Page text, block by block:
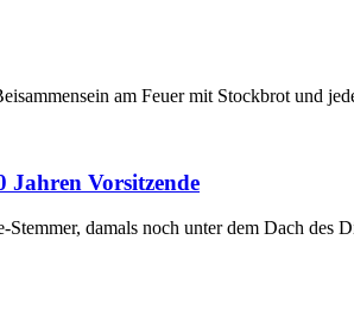
am Feuer mit Stockbrot und
Vorsitzende
damals noch unter dem Dach des